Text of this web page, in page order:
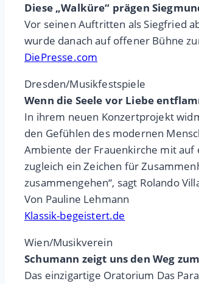
Diese „Walküre“ prägen
Vor seinen Auftritten als Siegfried
wurde danach auf offener Bühne
DiePresse.com
Dresden/Musikfestspiele
Wenn die Seele vor Liebe
In ihrem neuen Konzertprojekt
den Gefühlen des modernen
Ambiente der Frauenkirche mit auf
zugleich ein Zeichen für
zusammengehen“, sagt Rolando
Von Pauline Lehmann
Klassik-begeistert.de
Wien/Musikverein
Schumann zeigt uns den Weg
Das einzigartige Oratorium Das